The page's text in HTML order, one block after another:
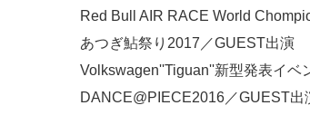
Red Bull AIR RACE World
あつぎ鮎祭り2017／GUEST出演
Volkswagen''Tiguan''新型発表イベ
DANCE@PIECE2016／GUEST出